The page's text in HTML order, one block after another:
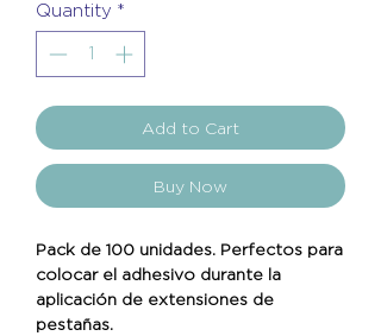
Quantity *
Add to Cart
Buy Now
Pack de 100 unidades. Perfectos para
colocar el adhesivo durante la
aplicación de extensiones de
pestañas.